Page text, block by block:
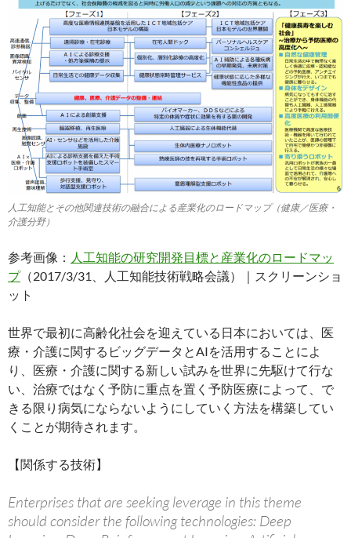
人工知能とその他関連技術の融合による産業化のロードマップ（健康／医療・
介護分野）
参考画像： 人工知能の研究開発目標と産業化のロードマッ
プ（2017/3/31、人工知能技術戦略会議）｜スクリーンショ
ット
世界で最初に高齢化社会を迎えている日本においては、医
療・介護に関するビッグデータとAIを活用することによ
り、医療・介護に関する新しい試みを世界に先駆けて行な
い、治療ではなく予防に重点を置く予防医療によって、で
きる限り病気にならないようにしていく方法を構築してい
くことが期待されます。
【関係する技術】
Enterprises that are seeking leverage in this theme
should consider the following technologies: Deep